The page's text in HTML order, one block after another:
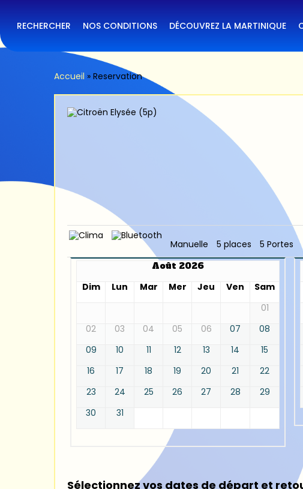
main
content
RECHERCHER NOS CONDITIONS DÉCOUVREZ LA MARTINIQUE
Accueil » Reservation
Manuelle 5 places
5 Portes
Août 2026
Dim
Lun Mar Mer Jeu Ven
Sam
01
02
03 04 05 06 07
08
09
10 11 12 13 14
15
16
17 18 19 20 21
22
23
24 25 26 27 28
29
30
31
Sélectionnez vos dates de départ et